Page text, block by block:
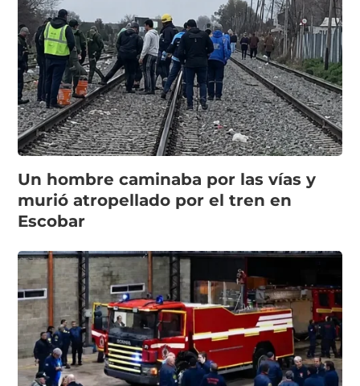
Un hombre caminaba por las vías y
murió atropellado por el tren en
Escobar